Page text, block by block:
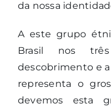
da nossa
A este grupo
Brasil nos
descobrimento e
representa o
devemos esta